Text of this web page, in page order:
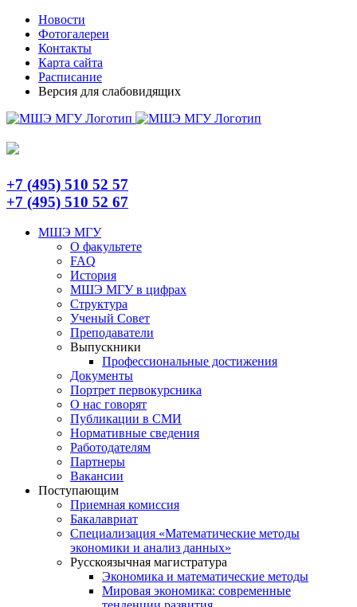
Skip
content
TelegramНовости
Фотогалереи
Контакты
Карта сайта
Расписание
Версия для слабовидящих
+7 (495) 510 52 57
+7 (495) 510 52 67
МШЭ МГУ
О факультете
FAQ
История
МШЭ МГУ в цифрах
Структура
Ученый Совет
Преподаватели
Выпускники
Профессиональные достижения
Документы
Портрет первокурсника
О нас говорят
Публикации в СМИ
Нормативные сведения
Работодателям
Партнеры
Вакансии
Поступающим
Приемная комиссия
Бакалавриат
Специализация «Математические методы
экономики и анализ данных»
Русскоязычная магистратура
Экономика и математические методы
Мировая экономика: современные